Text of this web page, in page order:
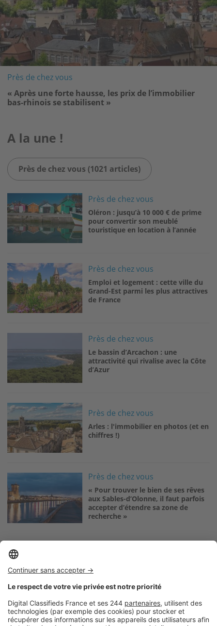
Près de chez vous
« Après une forte hausse, les prix de l’immobilier
bas-rhinois se stabilisent »
A la une !
Près de chez vous (1021 articles)
Près de chez vous
Oléron : jusqu’à 10 000 € de prime
pour convertir son meublé
touristique en location à l’année
Image Près de chez vous
Emploi et logement : cette ville du
Grand-Est parmi les plus attractives
de France
Près de chez vous
Le bassin d’Arcachon : une
attractivité qui rivalise avec la Côte
d’Azur
Image
Près de chez vous
Arles : l'immobilier en photos (et en
chiffres !)
Image Près de chez vous
« Pour trouver le bien de ses rêves
aux Sables-d’Olonne, il faut parfois
accepter d’étendre sa zone de
recherche »
Logic-Immo c’est aussi …